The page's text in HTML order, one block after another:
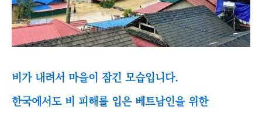
비가 내려서 마을이 잠긴 모습입니다.
한국에서도 비 피해를 입은 베트남인을 위한